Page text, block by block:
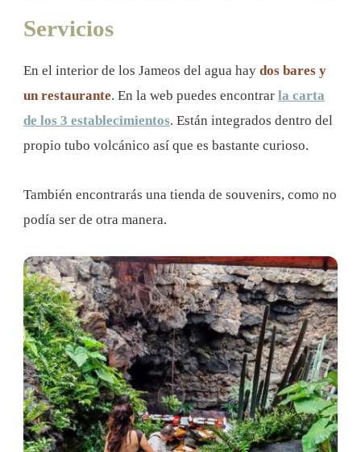
Servicios
En el interior de los Jameos del agua hay dos bares y
un restaurante. En la web puedes encontrar la carta
de los 3 establecimientos. Están integrados dentro del
propio tubo volcánico así que es bastante curioso.
También encontrarás una tienda de souvenirs, como no
podía ser de otra manera.